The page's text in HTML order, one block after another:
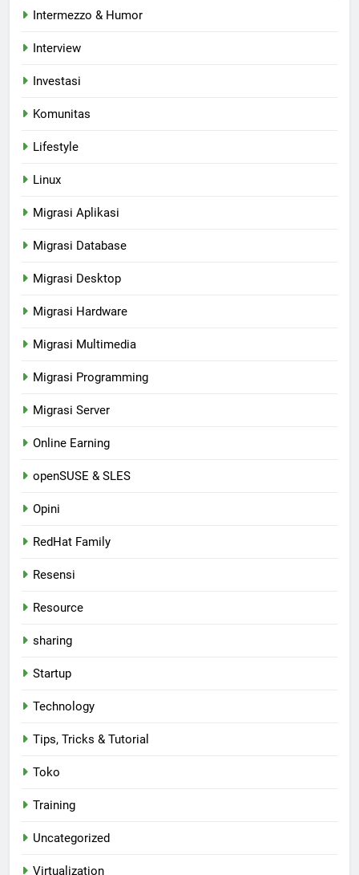
Intermezzo & Humor
Interview
Investasi
Komunitas
Lifestyle
Linux
Migrasi Aplikasi
Migrasi Database
Migrasi Desktop
Migrasi Hardware
Migrasi Multimedia
Migrasi Programming
Migrasi Server
Online Earning
openSUSE & SLES
Opini
RedHat Family
Resensi
Resource
sharing
Startup
Technology
Tips, Tricks & Tutorial
Toko
Training
Uncategorized
Virtualization